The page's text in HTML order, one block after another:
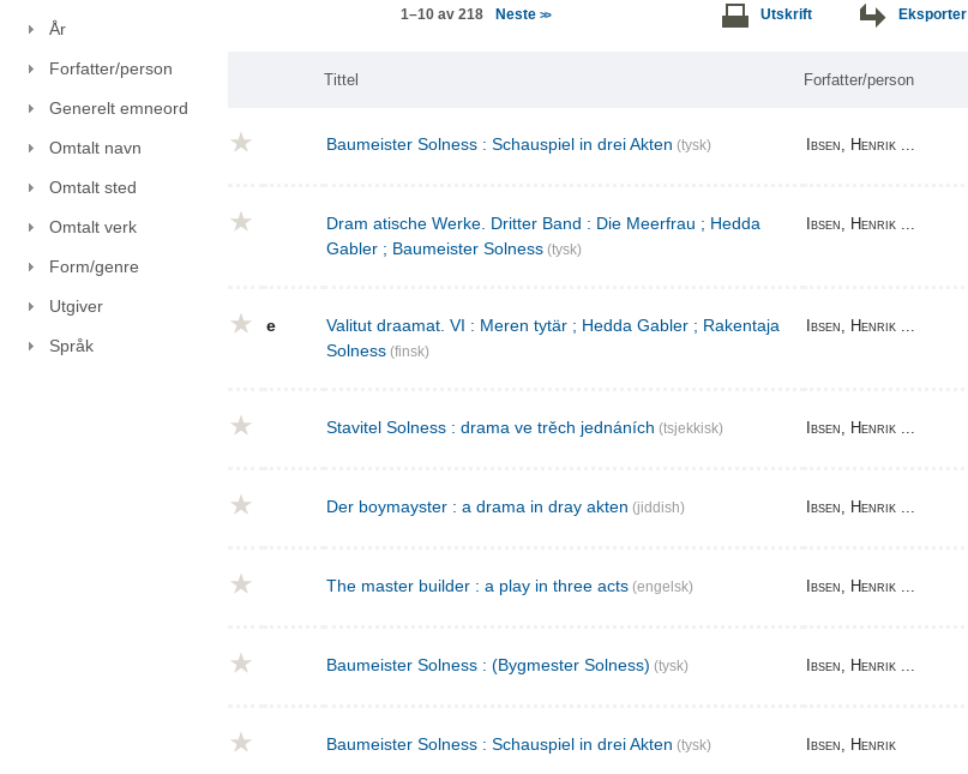
År
Forfatter/person
Generelt emneord
Omtalt navn
Omtalt sted
Omtalt verk
Form/genre
Utgiver
Språk
1–10 av 218 Neste >> Utskrift Eksporter
Tittel Forfatter/person
Baumeister Solness : Schauspiel in drei Akten (tysk) Ibsen, Henrik ...
Dram atische Werke. Dritter Band : Die Meerfrau ; Hedda
Gabler ; Baumeister Solness (tysk)
Ibsen, Henrik ...
e
Valitut draamat. VI : Meren tytär ; Hedda Gabler ; Rakentaja
Solness (finsk)
Ibsen, Henrik ...
Stavitel Solness : drama ve trěch jednáních (tsjekkisk) Ibsen, Henrik ...
Der boymayster : a drama in dray akten (jiddish) Ibsen, Henrik ...
The master builder : a play in three acts (engelsk) Ibsen, Henrik ...
Baumeister Solness : (Bygmester Solness) (tysk) Ibsen, Henrik ...
Baumeister Solness : Schauspiel in drei Akten (tysk) Ibsen, Henrik